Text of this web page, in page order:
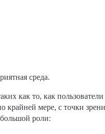
среда.
как то, как
крайней мере, с точки
роли: